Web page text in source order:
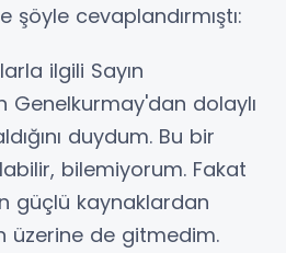
şöyle cevaplandırmıştı:
ilgili Sayın
Genelkurmay'dan dolaylı
duydum. Bu bir
bilemiyorum. Fakat
güçlü kaynaklardan
üzerine de gitmedim.